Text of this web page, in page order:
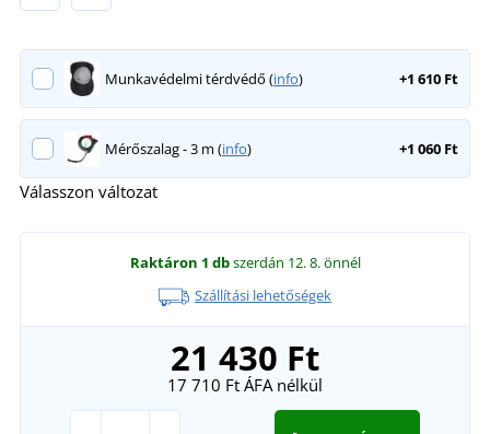
Munkavédelmi térdvédő (info) +1 610 Ft
Mérőszalag - 3 m (info) +1 060 Ft
Válasszon változat
Raktáron 1 dbszerdán 12. 8.önnél
Szállítási lehetőségek
21 430 Ft
17 710 Ft ÁFA nélkül